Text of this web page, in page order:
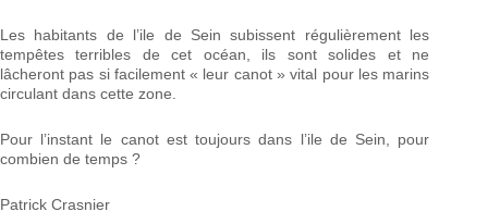
Les habitants de l’ile de Sein subissent régulièrement les
tempêtes terribles de cet océan, ils sont solides et ne
lâcheront pas si facilement « leur canot » vital pour les marins
circulant dans cette zone.
Pour l’instant le canot est toujours dans l’ile de Sein, pour
combien de temps ?
Patrick Crasnier